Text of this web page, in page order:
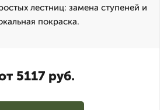
лестниц: замена ступеней и
покраска.
5117 руб.